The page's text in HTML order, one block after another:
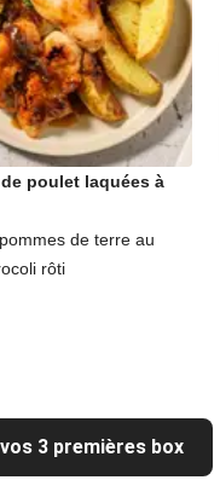
poulet laquées à
de terre au
rôti
3 premières box